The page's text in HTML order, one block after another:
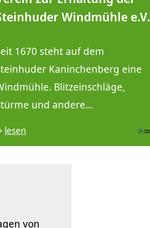
Windmühle e.V.
1670 steht auf dem
Kaninchenberg eine
Blitzeinschläge,
und andere...
lesen
von